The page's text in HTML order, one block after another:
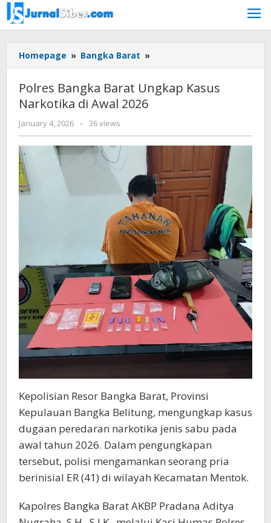
Skip
to
content
Homepage » Bangka Barat »
Bangka
Ungkap
Awal
Polres Bangka Barat Ungkap Kasus
Narkotika di Awal 2026
January 4, 2026
by
faras
prakasa
- 36 views
Kepolisian Resor Bangka Barat, Provinsi
Kepulauan Bangka Belitung, mengungkap kasus
dugaan peredaran narkotika jenis sabu pada
awal tahun 2026. Dalam pengungkapan
tersebut, polisi mengamankan seorang pria
berinisial ER (41) di wilayah Kecamatan Mentok.
Kapolres Bangka Barat AKBP Pradana Aditya